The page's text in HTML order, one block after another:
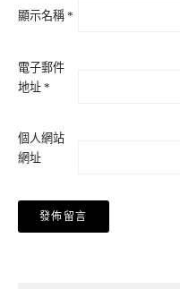
顯示名稱 *
電子郵件
地址 *
個人網站
網址